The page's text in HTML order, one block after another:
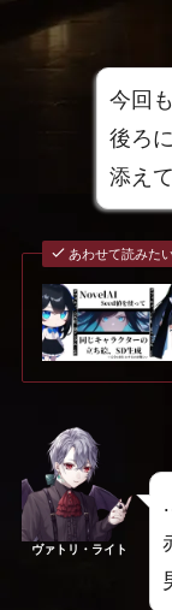
今回
後ろ
添え
あわせて読みた
ヴァトリ・ライト